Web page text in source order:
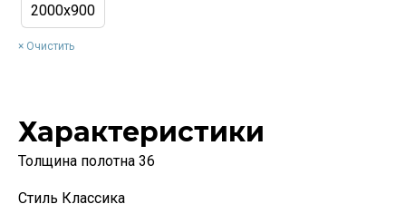
2000х900
Очистить
Характеристики
Толщина полотна 36
Стиль Классика